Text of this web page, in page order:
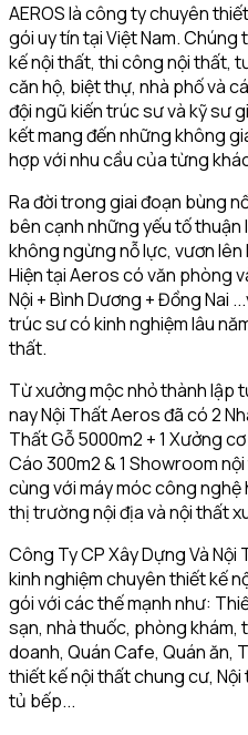
AEROS là công ty chuyên
gói uy tín tại Việt Nam.
kế nội thất, thi công nội thất,
căn hộ, biệt thự, nhà phố và
đội ngũ kiến trúc sư và kỹ sư
kết mang đến những không
hợp với nhu cầu của từng
Ra đời trong giai đoạn bùng
bên cạnh những yếu tố thuận
không ngừng nỗ lực, vươn
Hiện tại Aeros có văn phòng
Nội + Bình Dương + Đồng Nai
trúc sư có kinh nghiệm lâu
thất.
Từ xưởng mộc nhỏ thành lập
nay Nội Thất Aeros đã có 2
Thất Gỗ 5000m2 + 1 Xưởng
Cáo 300m2 & 1 Showroom
cùng với máy móc công
thị trường nội địa và nội thất
Công Ty CP Xây Dựng Và Nội
kinh nghiệm chuyên thiết kế
gói với các thế mạnh như:
sạn, nhà thuốc, phòng khám,
doanh, Quán Cafe, Quán ăn,
thiết kế nội thất chung cư,
tủ bếp...